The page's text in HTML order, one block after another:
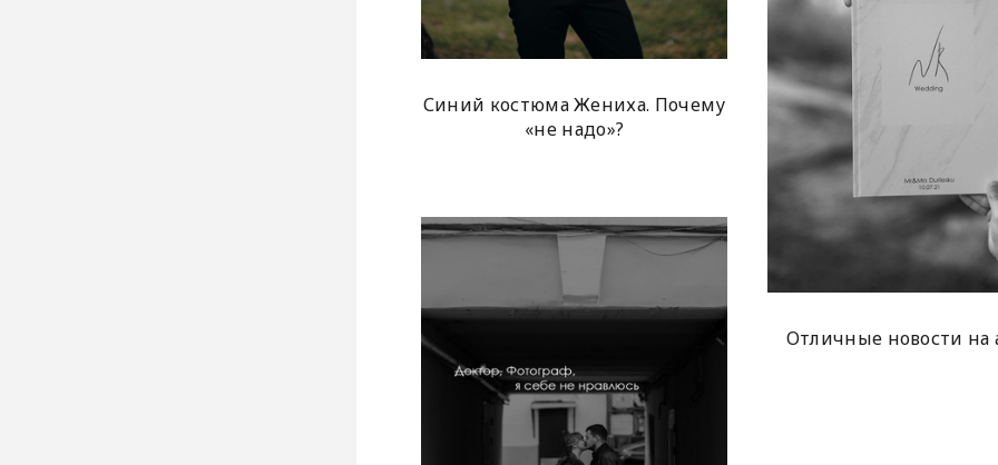
Синий костюма Жениха. Почему
«не надо»?
Отличные новости на